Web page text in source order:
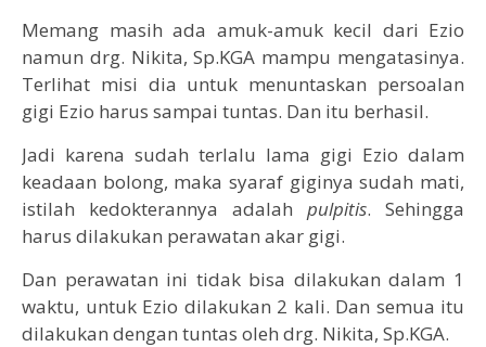
Memang masih ada amuk-amuk kecil dari Ezio
namun drg. Nikita, Sp.KGA mampu mengatasinya.
Terlihat misi dia untuk menuntaskan persoalan
gigi Ezio harus sampai tuntas. Dan itu berhasil.
Jadi karena sudah terlalu lama gigi Ezio dalam
keadaan bolong, maka syaraf giginya sudah mati,
istilah kedokterannya adalah pulpitis. Sehingga
harus dilakukan perawatan akar gigi.
Dan perawatan ini tidak bisa dilakukan dalam 1
waktu, untuk Ezio dilakukan 2 kali. Dan semua itu
dilakukan dengan tuntas oleh drg. Nikita, Sp.KGA.